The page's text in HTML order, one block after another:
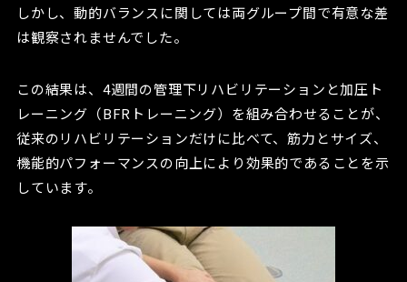
しかし、動的バランスに関しては両グループ間で有意な差
は観察されませんでした。
この結果は、4週間の管理下リハビリテーションと加圧ト
レーニング（BFRトレーニング）を組み合わせることが、
従来のリハビリテーションだけに比べて、筋力とサイズ、
機能的パフォーマンスの向上により効果的であることを示
しています。